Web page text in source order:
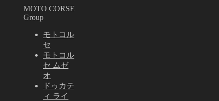
MOTO CORSE
Group
モトコル
セ
モトコル
セ ムゼ
オ
ドゥカテ
ィ ライ